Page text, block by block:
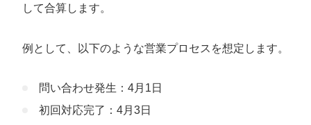
して合算します。
例として、以下のような営業プロセスを想定します。
問い合わせ発生：4月1日
初回対応完了：4月3日